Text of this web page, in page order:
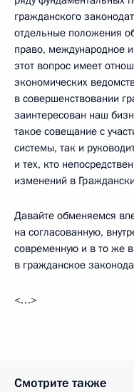
гражданского
отдельные положения
право, международное и
этот вопрос имеет
экономических
в совершенствовании
заинтересован наш
такое совещание с
системы, так и
и тех, кто
изменений в
Давайте обменяемся
на согласованную,
современную и в то же
в гражданское
<…>
Смотрите также